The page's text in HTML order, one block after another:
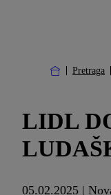
Pretraga
LIDL
05.02.2025 |